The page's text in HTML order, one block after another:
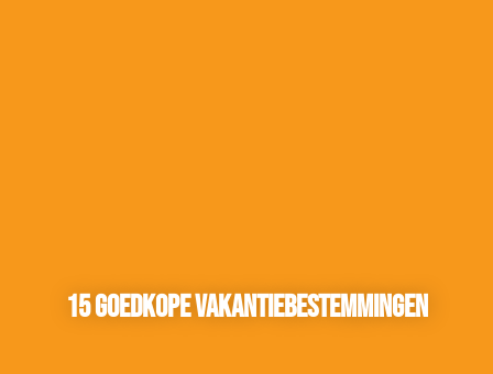
15 goedkope vakantiebestemmingen